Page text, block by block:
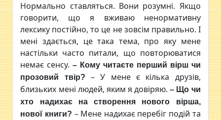
Нормально ставляться. Вони розумні. Якщо
говорити, що я вживаю ненормативну
лексику постійно, то це не зовсім правильно. І
мені здається, це така тема, про яку мене
настільки часто питали, що повторюватися
немає сенсу.– Кому читаєте перший вірш чи
прозовий твір?
– У мене є кілька друзів,
близьких мені людей, яким я довіряю.– Що чи
хто надихає на створення нового вірша,
нової книги? – Мене надихає перебіг подій та